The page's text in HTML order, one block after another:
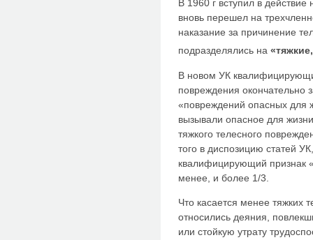
В 1960 г вступил в
вновь перешел на
наказание за причинение
подразделялись на
В новом УК
повреждения окончательно
«повреждений опасных для
вызывали опасное для
тяжкого телесного
того в диспозицию статей
квалифицирующий признак
менее, и более 1/3.
Что касается менее тяжких
относились деяния,
или стойкую утрату